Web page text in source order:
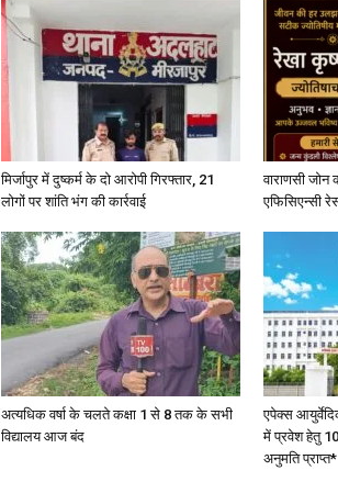
मिर्जापुर में दुष्कर्म के दो आरोपी गिरफ्तार, 21
लोगों पर शांति भंग की कार्रवाई
वाराणसी जोन
एफिसिएन्सी
अत्यधिक वर्षा के चलते कक्षा 1 से 8 तक के सभी
विद्यालय आज बंद
एपेक्स
में प्रवेश हेतु
अनुमति प्राप्त*